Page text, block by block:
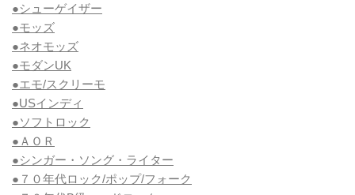
●シューゲイザー
●モッズ
●ネオモッズ
●モダンUK
●エモ/スクリーモ
●USインディ
●ソフトロック
●ＡＯＲ
●シンガー・ソング・ライター
●７０年代ロック/ポップ/フォーク